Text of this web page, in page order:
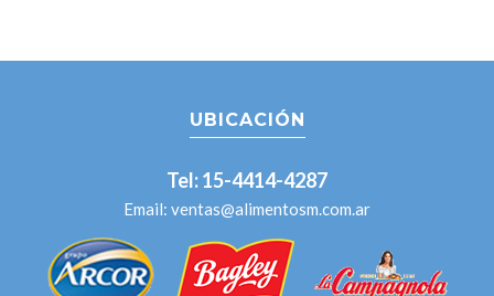
UBICACIÓN
Tel: 15-4414-4287
Email: ventas@alimentosm.com.ar